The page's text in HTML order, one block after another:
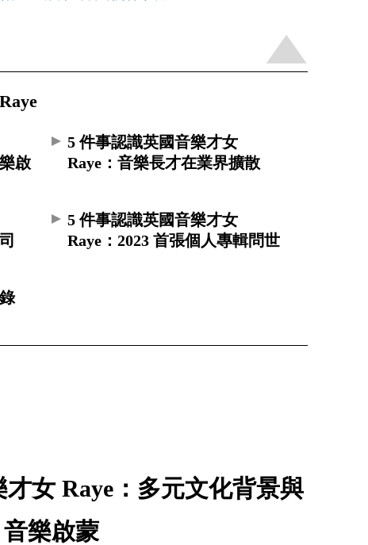
啟
5 件事認識英國音樂才女
Raye：音樂長才在業界擴散
5 件事認識英國音樂才女
Raye：2023 首張個人專輯問世
女 Raye：多元文化背景與
音樂啟蒙